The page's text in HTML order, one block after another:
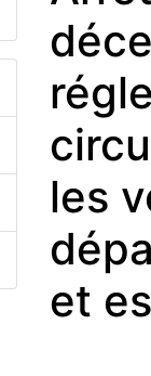
les
et